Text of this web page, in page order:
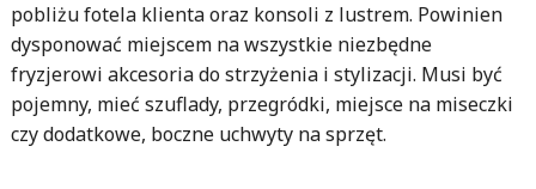
pobliżu fotela klienta oraz konsoli z lustrem. Powinien
dysponować miejscem na wszystkie niezbędne
fryzjerowi akcesoria do strzyżenia i stylizacji. Musi być
pojemny, mieć szuflady, przegródki, miejsce na miseczki
czy dodatkowe, boczne uchwyty na sprzęt.